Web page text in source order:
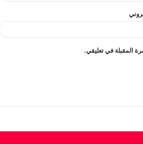
المقبلة في تعليقي.